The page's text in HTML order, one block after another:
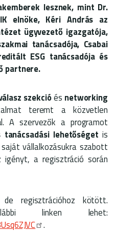
lesznek, mint Dr.
elnöke, Kéri András az
ügyvezető igazgatója,
tanácsadója, Csabai
ESG tanácsadója és
partnere.
szekcióés networking
teremt a közvetlen
A szervezők a programot
tanácsadási lehetőséget is
vállalkozásukra szabott
a regisztráció során
regisztrációhoz kötött.
linken lehet:
.